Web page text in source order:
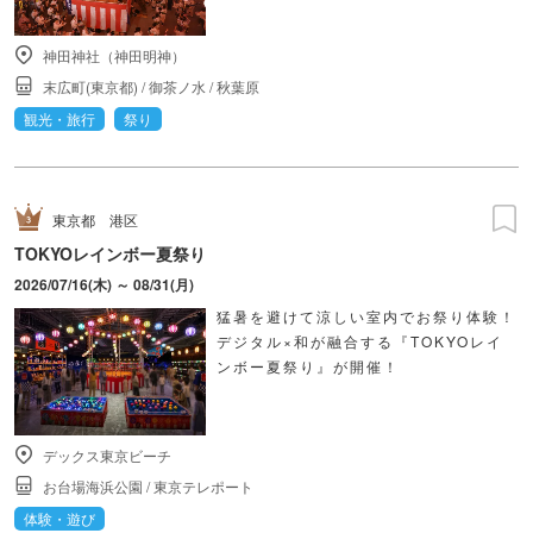
神田神社（神田明神）
末広町(東京都) /御茶ノ水 /秋葉原
観光・旅行
祭り
東京都 港区
TOKYOレインボー夏祭り
2026/07/16(木) ～ 08/31(月)
猛暑を避けて涼しい室内でお祭り体験！
デジタル×和が融合する『TOKYOレイ
ンボー夏祭り』が開催！
デックス東京ビーチ
お台場海浜公園 /東京テレポート
体験・遊び